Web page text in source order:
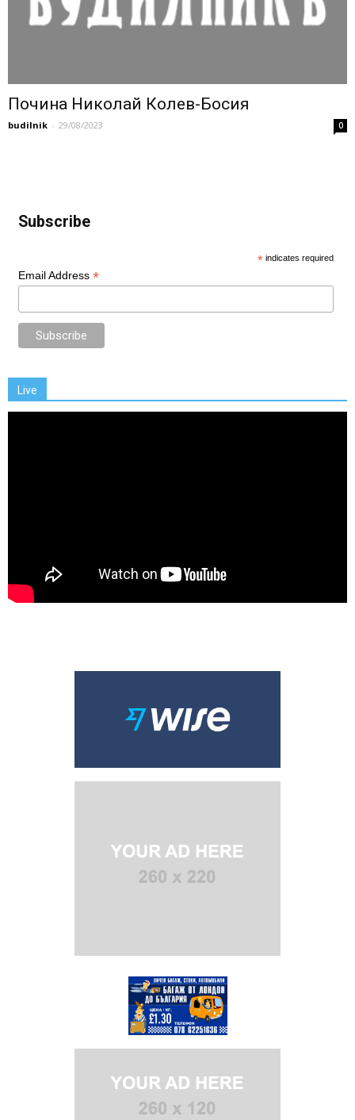
Почина Николай Колев-Босия
budilnik - 29/08/2023 0
Subscribe
* indicates required
Email Address *
Live